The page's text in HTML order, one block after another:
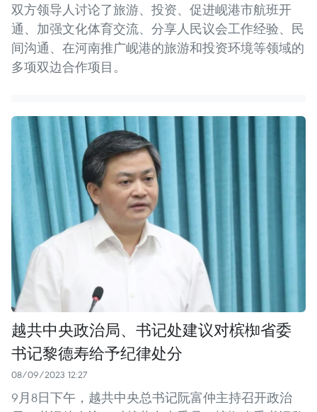
双方领导人讨论了旅游、投资、促进岘港市航班开
通、加强文化体育交流、分享人民议会工作经验、民
间沟通、在河南推广岘港的旅游和投资环境等领域的
多项双边合作项目。
越共中央政治局、书记处建议对槟椥省委
书记黎德寿给予纪律处分
08/09/2023 12:27
9月8日下午，越共中央总书记阮富仲主持召开政治